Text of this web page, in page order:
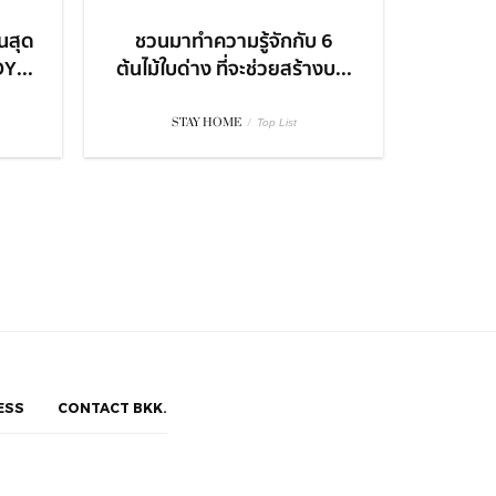
สุด
ชวนมาทำความรู้จักกับ 6
ต้นไม้ใบด่าง ที่จะช่วยสร้างบ...
STAY HOME / Top List
CONTACT BKK.